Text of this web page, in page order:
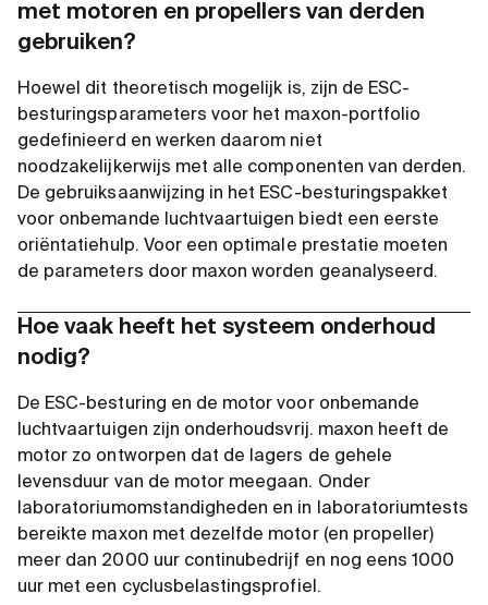
met motoren en propellers van derden
gebruiken?
Hoewel dit theoretisch mogelijk is, zijn de ESC-
besturingsparameters voor het maxon-portfolio
gedefinieerd en werken daarom niet
noodzakelijkerwijs met alle componenten van derden.
De gebruiksaanwijzing in het ESC-besturingspakket
voor onbemande luchtvaartuigen biedt een eerste
oriëntatiehulp. Voor een optimale prestatie moeten
de parameters door maxon worden geanalyseerd.
Hoe vaak heeft het systeem onderhoud
nodig?
De ESC-besturing en de motor voor onbemande
luchtvaartuigen zijn onderhoudsvrij. maxon heeft de
motor zo ontworpen dat de lagers de gehele
levensduur van de motor meegaan. Onder
laboratoriumomstandigheden en in laboratoriumtests
bereikte maxon met dezelfde motor (en propeller)
meer dan 2000 uur continubedrijf en nog eens 1000
uur met een cyclusbelastingsprofiel.